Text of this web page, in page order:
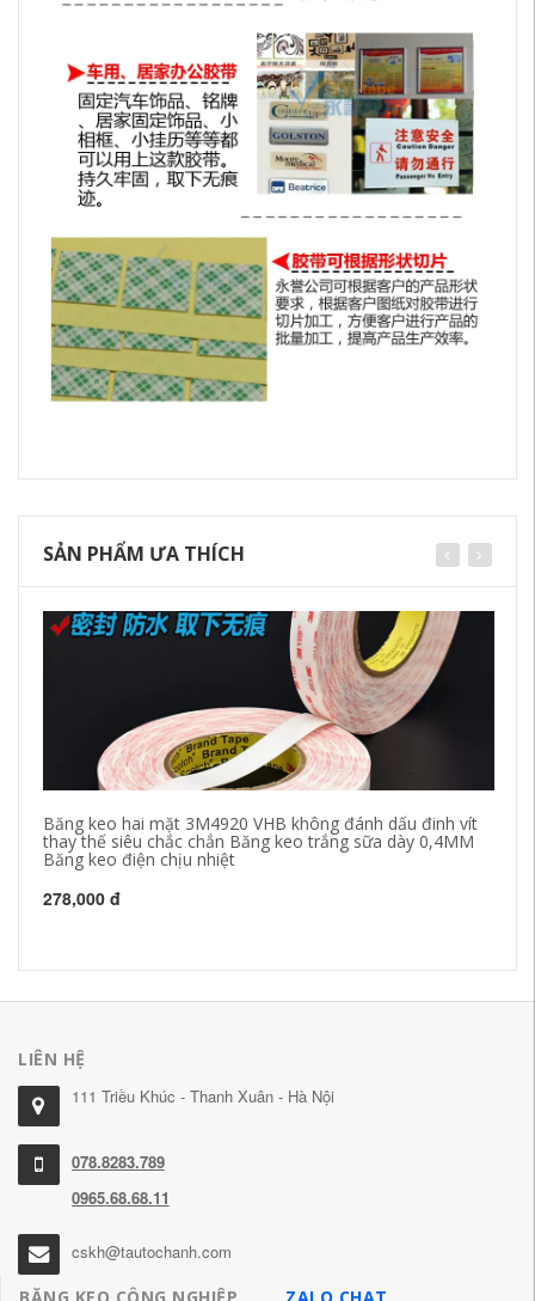
SẢN PHẨM ƯA THÍCH
Băng keo hai mặt 3M4920 VHB không đánh dấu đinh vít
thay thế siêu chắc chắn Băng keo trắng sữa dày 0,4MM
Băng keo điện chịu nhiệt
278,000 đ
LIÊN HỆ
111 Triều Khúc - Thanh Xuân - Hà Nội
078.8283.789
0965.68.68.11
cskh@tautochanh.com